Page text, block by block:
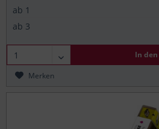
ab 1
ab 3
In den
Merken